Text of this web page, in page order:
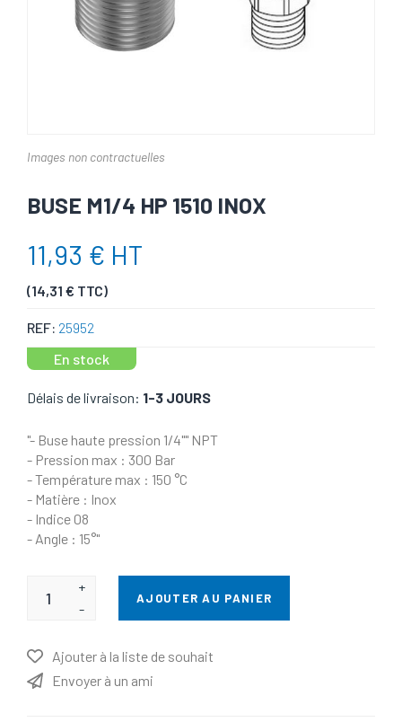
Images non contractuelles
BUSE M1/4 HP 1510 INOX
11,93 € HT
(14,31 € TTC)
REF: 25952
En stock
Délais de livraison: 1-3 JOURS
"- Buse haute pression 1/4"" NPT
- Pression max : 300 Bar
- Température max : 150 °C
- Matière : Inox
- Indice 08
- Angle : 15°"
+
-
AJOUTER AU PANIER
Ajouter à la liste de souhait
Envoyer à un ami